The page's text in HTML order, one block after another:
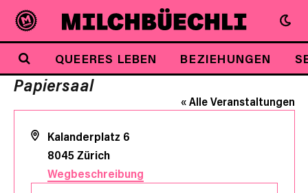
QUEERES LEBEN BEZIEHUNGEN
Papiersaal
« Alle Veranstaltungen
Adresse
Kalanderplatz 6
8045 Zürich
Wegbeschreibung